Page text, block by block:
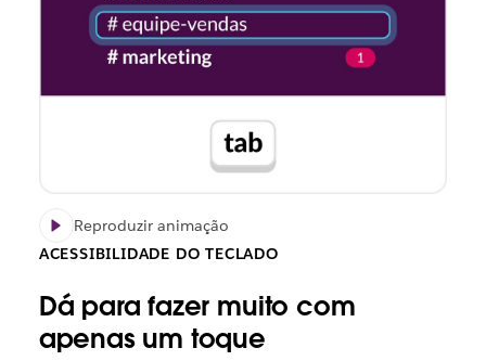
Reproduzir animação
ACESSIBILIDADE DO TECLADO
Dá para fazer muito com
apenas um toque